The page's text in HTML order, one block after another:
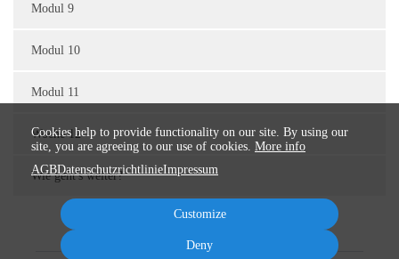
Modul 9
Modul 10
Modul 11
Woche 12
Wie geht's weiter?
Cookies help to provide functionality on our site. By using our
site, you are agreeing to our use of cookies. More info
AGBDatenschutzrichtlinieImpressum
Customize
Deny